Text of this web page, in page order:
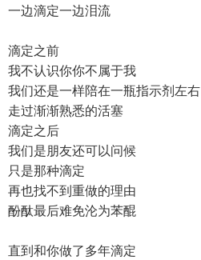
一边滴定一边泪流
滴定之前
我不认识你你不属于我
我们还是一样陪在一瓶指示剂左右
走过渐渐熟悉的活塞
滴定之后
我们是朋友还可以问候
只是那种滴定
再也找不到重做的理由
酚酞最后难免沦为苯醌
直到和你做了多年滴定